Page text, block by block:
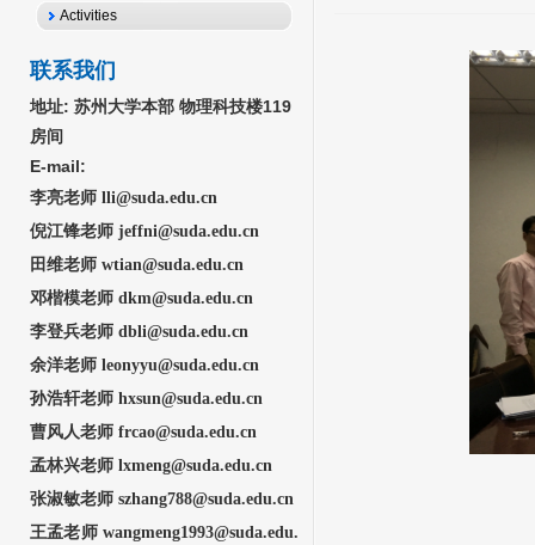
Activities
联系我们
地址: 苏州大学本部 物理科技楼119
房间
E-mail:
李亮老师 lli@suda.edu.cn
倪江锋老师 jeffni@suda.edu.cn
田维老师 wtian@suda.edu.cn
邓楷模老师 dkm@suda.edu.cn
李登兵老师 dbli@suda.edu.cn
余洋老师 leonyyu@suda.edu.cn
孙浩轩老师 hxsun@suda.edu.cn
曹风人老师 frcao@suda.edu.cn
孟林兴老师 lxmeng@suda.edu.cn
张淑敏老师 szhang788@suda.edu.cn
王孟老师 wangmeng1993@suda.edu.